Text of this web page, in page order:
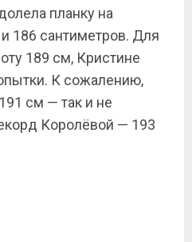
планку на
186 сантиметров. Для
189 см, Кристине
К сожалению,
см — так и не
Королёвой — 193